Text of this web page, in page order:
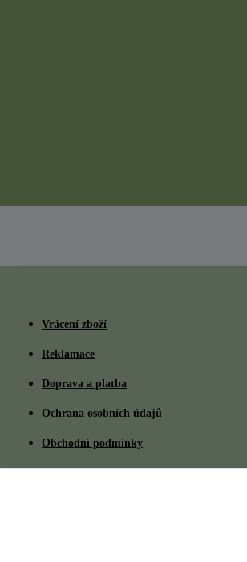
Vrácení zboží
Reklamace
Doprava a platba
Ochrana osobních údajů
Obchodní podmínky